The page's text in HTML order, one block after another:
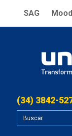
SAG
(34) 3842-